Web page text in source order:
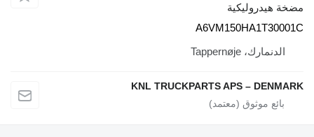
مضخة هيدروليكية
A6VM150HA1T30001C
الدنمارك، Tappernøje
KNL TRUCKPARTS APS – DENMARK